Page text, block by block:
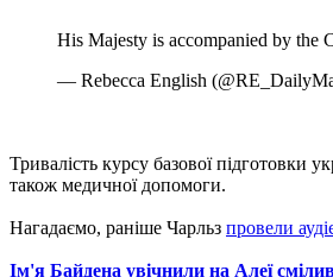
His Majesty is accompanied by the
— Rebecca English
Тривалість курсу базової підготовки
також медичної допомоги.
Нагадаємо, раніше Чарльз провели
Ім'я Байдена увічнили на Алеї